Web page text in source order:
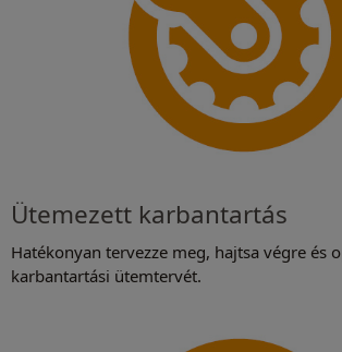
Ütemezett karbantartás
Hatékonyan tervezze meg, hajtsa végre és
karbantartási ütemtervét.